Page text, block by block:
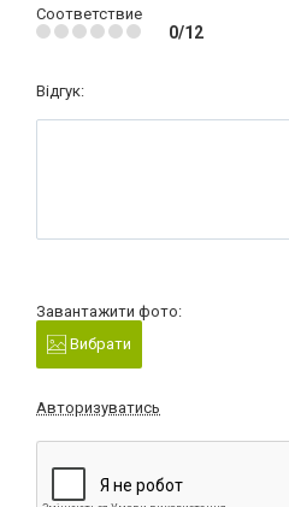
Соответствие
0/12
Відгук:
Завантажити фото:
Вибрати
Авторизуватись